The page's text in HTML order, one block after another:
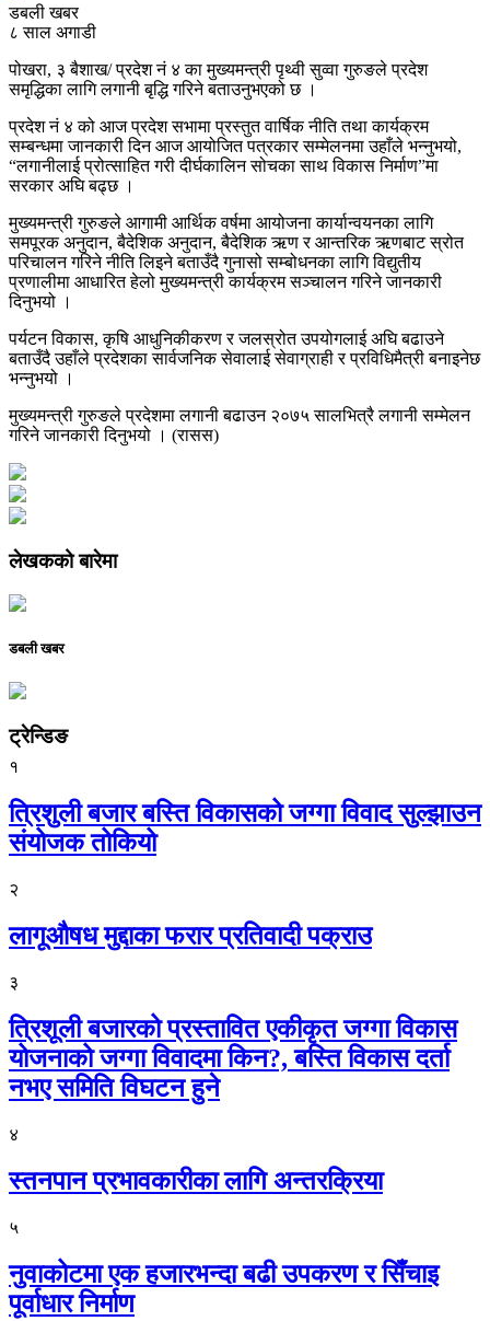
डबली खबर
८ साल अगाडी
पोखरा, ३ बैशाख/ प्रदेश नं ४ का मुख्यमन्त्री पृथ्वी सुव्वा गुरुङले प्रदेश
समृद्धिका लागि लगानी बृद्धि गरिने बताउनुभएको छ ।
प्रदेश नं ४ को आज प्रदेश सभामा प्रस्तुत वार्षिक नीति तथा कार्यक्रम
सम्बन्धमा जानकारी दिन आज आयोजित पत्रकार सम्मेलनमा उहाँले भन्नुभयो,
“लगानीलाई प्रोत्साहित गरी दीर्घकालिन सोचका साथ विकास निर्माण”मा
सरकार अघि बढ्छ ।
मुख्यमन्त्री गुरुङले आगामी आर्थिक वर्षमा आयोजना कार्यान्वयनका लागि
समपूरक अनुदान, बैदेशिक अनुदान, बैदेशिक ऋण र आन्तरिक ऋणबाट स्रोत
परिचालन गरिने नीति लिइने बताउँदै गुनासो सम्बोधनका लागि विद्युतीय
प्रणालीमा आधारित हेलो मुख्यमन्त्री कार्यक्रम सञ्चालन गरिने जानकारी
दिनुभयो ।
पर्यटन विकास, कृषि आधुनिकीकरण र जलस्रोत उपयोगलाई अघि बढाउने
बताउँदै उहाँले प्रदेशका सार्वजनिक सेवालाई सेवाग्राही र प्रविधिमैत्री बनाइनेछ
भन्नुभयो ।
मुख्यमन्त्री गुरुङले प्रदेशमा लगानी बढाउन २०७५ सालभित्रै लगानी सम्मेलन
गरिने जानकारी दिनुभयो । (रासस)
लेखकको बारेमा
डबली खबर
ट्रेन्डिङ
१
त्रिशुली बजार बस्ति विकासको जग्गा विवाद सुल्झाउन
संयोजक तोकियो
२
लागूऔषध मुद्दाका फरार प्रतिवादी पक्राउ
३
त्रिशूली बजारको प्रस्तावित एकीकृत जग्गा विकास
योजनाको जग्गा विवादमा किन?, बस्ति विकास दर्ता
नभए समिति विघटन हुने
४
स्तनपान प्रभावकारीका लागि अन्तरक्रिया
५
नुवाकोटमा एक हजारभन्दा बढी उपकरण र सिँचाइ
पूर्वाधार निर्माण